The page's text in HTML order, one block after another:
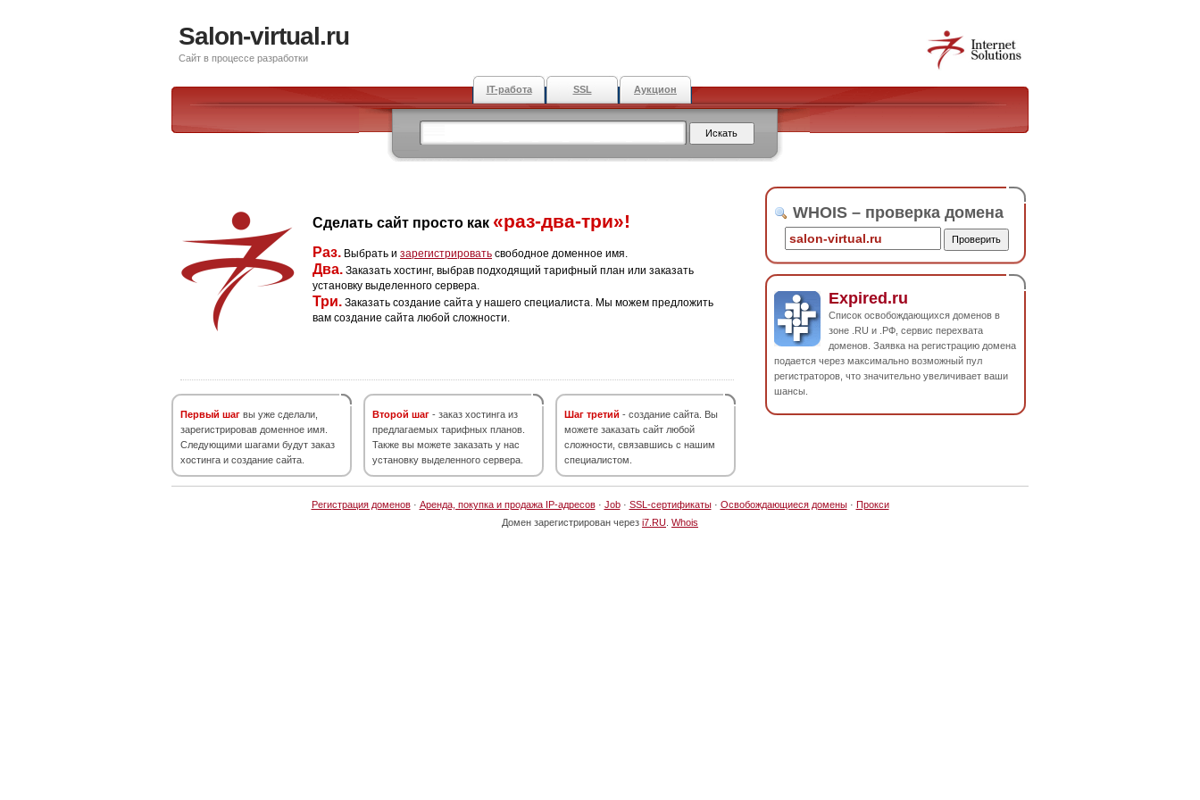
Salon-virtual.ru
Сайт в процессе разработки
IT-работа SSL Аукцион
Сделать сайт просто как «раз-два-три»!
Раз. Выбрать и зарегистрировать свободное доменное имя.
Два. Заказать хостинг, выбрав подходящий тарифный план или заказать
установку выделенного сервера.
Три. Заказать создание сайта у нашего специалиста. Мы можем предложить
вам создание сайта любой сложности.
Первый шаг вы уже сделали,
зарегистрировав доменное имя.
Следующими шагами будут заказ
хостинга и создание сайта.
Второй шаг - заказ хостинга из
предлагаемых тарифных планов.
Также вы можете заказать у нас
установку выделенного сервера.
Шаг третий - создание сайта. Вы
можете заказать сайт любой
сложности, связавшись с нашим
специалистом.
WHOIS – проверка домена
Expired.ru
Список освобождающихся доменов в
зоне .RU и .РФ, сервис перехвата
доменов. Заявка на регистрацию домена
подается через максимально возможный пул
регистраторов, что значительно увеличивает ваши
шансы.
Регистрация доменов· Аренда, покупка и продажа IP-адресов· Job· SSL-сертификаты· Освобождающиеся домены· Прокси
Домен зарегистрирован через i7.RU Whois